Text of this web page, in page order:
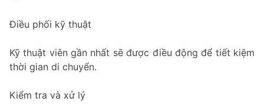
Điều phối kỹ thuật
Kỹ thuật viên gần nhất sẽ được điều động để tiết kiệm
thời gian di chuyển.
Kiểm tra và xử lý